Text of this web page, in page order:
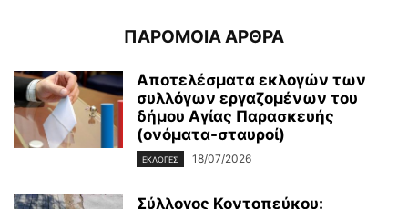
ΠΑΡΟΜΟΙΑ ΑΡΘΡΑ
Αποτελέσματα εκλογών των
συλλόγων εργαζομένων του
δήμου Αγίας Παρασκευής
(ονόματα-σταυροί)
ΕΚΛΟΓΕΣ 18/07/2026
Σύλλογος Κοντοπεύκου: